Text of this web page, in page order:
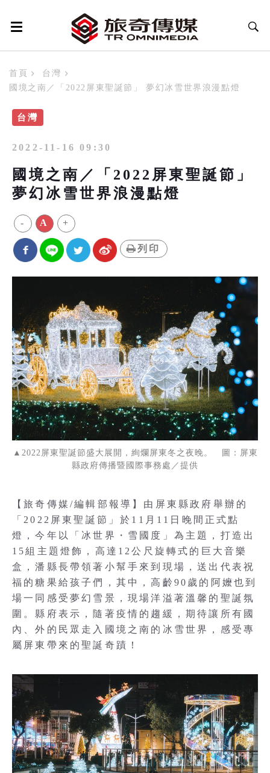
首頁
台灣
國境之南／「2022屏東聖誕節」 夢幻冰雪世界浪漫點燈
台灣
2022-11-16 09:30
國境之南／「2022屏東聖誕節」
夢幻冰雪世界浪漫點燈
- A +
列印
▲2022屏東聖誕節盛大展開，絢爛屏東冬之夜晚。 圖：屏東
縣政府傳播暨國際事務處／提供
【旅奇傳媒/編輯部報導】由屏東縣政府舉辦的
「2022屏東聖誕節」於11月11日晚間正式點
燈，今年以「冰世界・雪國度」為主題，打造出
15組主題燈飾，高達12公尺旋轉式的巨大音樂
盒，潘縣長帶領著小幫手來到現場，送出代表祝
福的糖果給孩子們，其中，高齡90歲的阿嬤也到
場一同感受夢幻雪景，現場洋溢著溫馨的聖誕氛
圍。縣府表示，隨著疫情的趨緩，期待讓所有國
內、外的民眾走入國境之南的冰雪世界，感受專
屬屏東帶來的聖誕奇蹟！